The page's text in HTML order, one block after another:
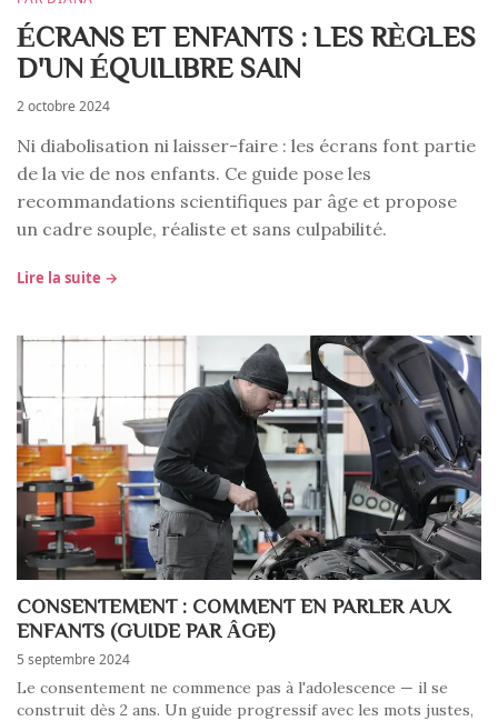
ÉCRANS ET ENFANTS : LES RÈGLES
D'UN ÉQUILIBRE SAIN
2 octobre 2024
Ni diabolisation ni laisser-faire : les écrans font partie
de la vie de nos enfants. Ce guide pose les
recommandations scientifiques par âge et propose
un cadre souple, réaliste et sans culpabilité.
Lire la suite →
CONSENTEMENT : COMMENT EN PARLER AUX
ENFANTS (GUIDE PAR ÂGE)
5 septembre 2024
Le consentement ne commence pas à l'adolescence — il se
construit dès 2 ans. Un guide progressif avec les mots justes,